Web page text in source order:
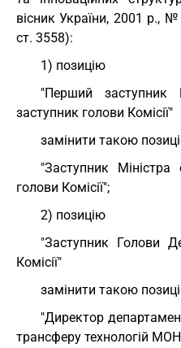
вісник України, 2001 р.,
ст. 3558):
1) позицію
"Перший заступник
заступник голови Комісії"
замінити такою
"Заступник Міністра
голови Комісії";
2) позицію
"Заступник Голови
Комісії"
замінити такою
"Директор
трансферу технологій